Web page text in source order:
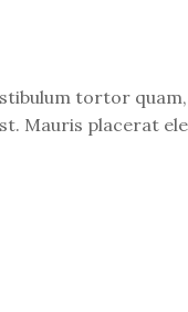
tortor
Mauris placerat